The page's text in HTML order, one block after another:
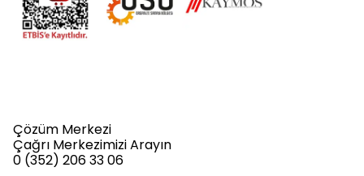
Çözüm Merkezi
Çağrı Merkezimizi Arayın
0 (352) 206 33 06